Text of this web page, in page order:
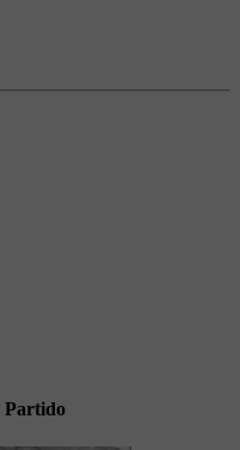
Partido